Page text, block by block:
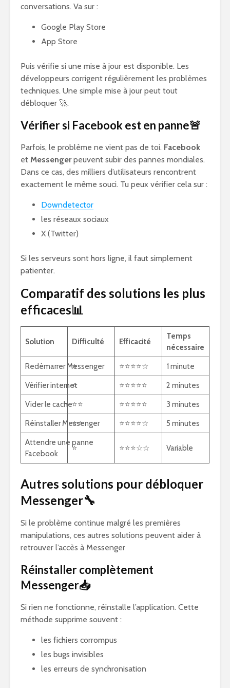
conversations. Va sur :
Google Play Store
App Store
Puis vérifie si une mise à jour est disponible. Les
développeurs corrigent régulièrement les problèmes
techniques. Une simple mise à jour peut tout
débloquer 🚀.
Vérifier si Facebook est en panne🚨
Parfois, le problème ne vient pas de toi. Facebook
et Messengerpeuvent subir des pannes mondiales.
Dans ce cas, des milliers d’utilisateurs rencontrent
exactement le même souci. Tu peux vérifier cela sur :
Downdetector
les réseaux sociaux
X (Twitter)
Si les serveurs sont hors ligne, il faut simplement
patienter.
Comparatif des solutions les plus
efficaces📊
Solution Difficulté Efficacité
Temps
nécessaire
Redémarrer Messenger
⭐ ⭐⭐⭐⭐☆ 1 minute
Vérifier internet
⭐ ⭐⭐⭐⭐⭐ 2 minutes
Vider le cache⭐⭐ ⭐⭐⭐⭐⭐ 3 minutes
Réinstaller Messenger
⭐⭐ ⭐⭐⭐⭐☆ 5 minutes
Attendre une panne
Facebook
⭐ ⭐⭐⭐☆☆ Variable
Autres solutions pour débloquer
Messenger🔧
Si le problème continue malgré les premières
manipulations, ces autres solutions peuvent aider à
retrouver l’accès à Messenger
Réinstaller complètement
Messenger📥
Si rien ne fonctionne, réinstalle l’application. Cette
méthode supprime souvent :
les fichiers corrompus
les bugs invisibles
les erreurs de synchronisation